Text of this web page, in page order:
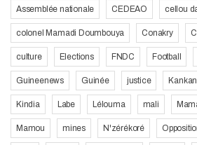
Assemblée nationale CEDEAO cellou
colonel Mamadi Doumbouya Conakry
culture Elections FNDC Football
Guineenews Guinée justice Kankan
Kindia Labe Lélouma mali
Mamou mines N'zérékoré